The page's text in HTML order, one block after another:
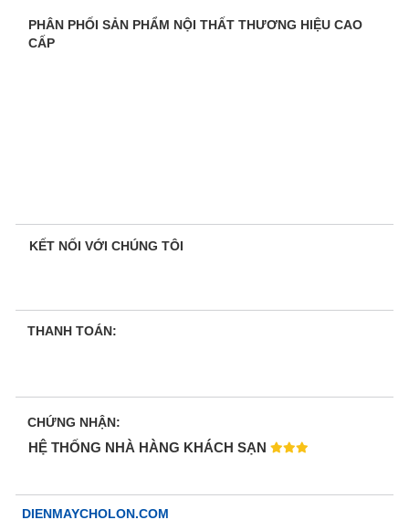
PHÂN PHỐI SẢN PHẨM NỘI THẤT THƯƠNG HIỆU CAO
CẤP
HỆ THỐNG NHÀ HÀNG KHÁCH SẠN
KẾT NỐI VỚI CHÚNG TÔI
THANH TOÁN:
CHỨNG NHẬN:
DIENMAYCHOLON.COM